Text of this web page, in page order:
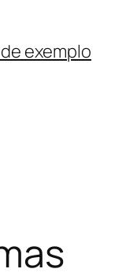
exemplo